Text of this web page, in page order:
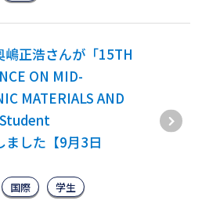
正浩さんが「15TH
ON MID-
MATERIALS AND
した【9月3日
国際 学生